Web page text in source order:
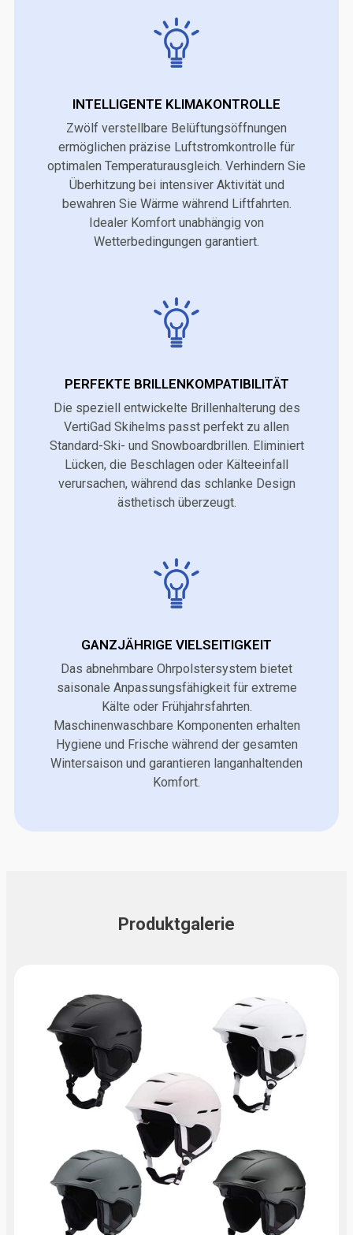
INTELLIGENTE KLIMAKONTROLLE
Zwölf verstellbare Belüftungsöffnungen
ermöglichen präzise Luftstromkontrolle für
optimalen Temperaturausgleich. Verhindern Sie
Überhitzung bei intensiver Aktivität und
bewahren Sie Wärme während Liftfahrten.
Idealer Komfort unabhängig von
Wetterbedingungen garantiert.
PERFEKTE BRILLENKOMPATIBILITÄT
Die speziell entwickelte Brillenhalterung des
VertiGad Skihelms passt perfekt zu allen
Standard-Ski- und Snowboardbrillen. Eliminiert
Lücken, die Beschlagen oder Kälteeinfall
verursachen, während das schlanke Design
ästhetisch überzeugt.
GANZJÄHRIGE VIELSEITIGKEIT
Das abnehmbare Ohrpolstersystem bietet
saisonale Anpassungsfähigkeit für extreme
Kälte oder Frühjahrsfahrten.
Maschinenwaschbare Komponenten erhalten
Hygiene und Frische während der gesamten
Wintersaison und garantieren langanhaltenden
Komfort.
Produktgalerie